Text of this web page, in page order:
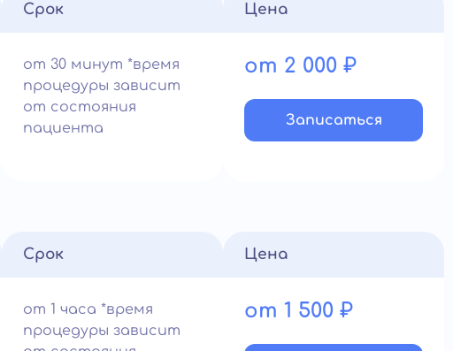
Срок
от 30 минут *время
процедуры зависит
от состояния
пациента
Цена
от 2 000 ₽
Записатьcя
Срок
от 1 часа *время
процедуры зависит
Цена
от 1 500 ₽